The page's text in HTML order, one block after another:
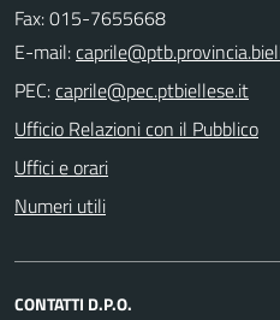
Fax: 015-7655668
E-mail:
PEC:
Ufficio Relazioni con il Pubblico
Uffici e orari
Numeri utili
CONTATTI D.P.O.